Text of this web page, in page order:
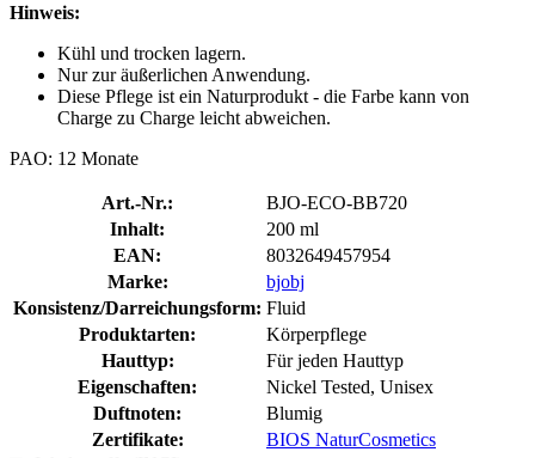
Hinweis:
Kühl und trocken lagern.
Nur zur äußerlichen Anwendung.
Diese Pflege ist ein Naturprodukt - die Farbe kann von
Charge zu Charge leicht abweichen.
PAO: 12 Monate
Art.-Nr.:
BJO-ECO-BB720
Inhalt:
200 ml
EAN:
8032649457954
Marke:
bjobj
Konsistenz/Darreichungsform: Fluid
Produktarten:
Körperpflege
Hauttyp:
Für jeden Hauttyp
Eigenschaften:
Nickel Tested, Unisex
Duftnoten:
Blumig
Zertifikate:
BIOS NaturCosmetics